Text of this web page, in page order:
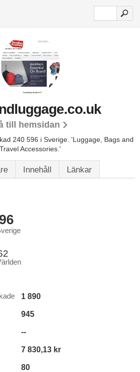
till hemsidan
240 596 i Sverige. 'Luggage, Bags and
Travel Accessories.'
Innehåll
Länkar
1 890
945
--
7 830,13 kr
80